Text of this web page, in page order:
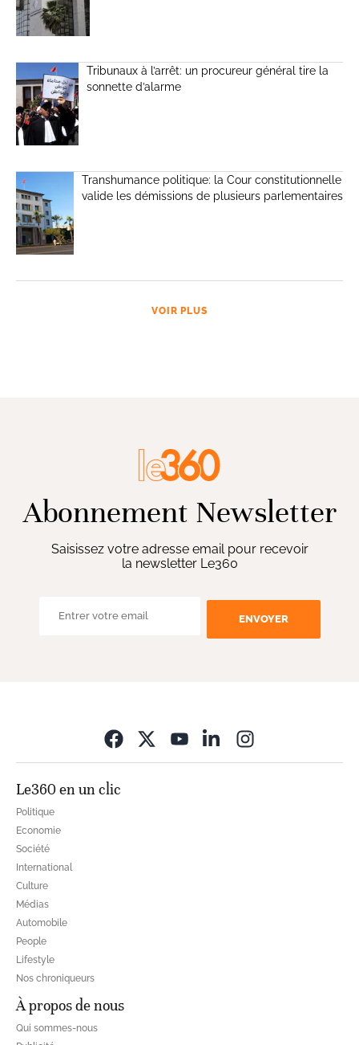
Tribunaux à l’arrêt: un procureur général tire la
sonnette d’alarme
Transhumance politique: la Cour constitutionnelle
valide les démissions de plusieurs parlementaires
VOIR PLUS
Abonnement Newsletter
Saisissez votre adresse email pour recevoir
la newsletter Le360
ENVOYER
Le360 en un clic
Politique
Economie
Société
International
Culture
Médias
Automobile
People
Lifestyle
Nos chroniqueurs
À propos de nous
Qui sommes-nous